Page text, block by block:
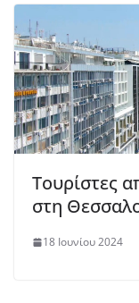
Τουρίστες
στη
18 Ιουνίου 2024